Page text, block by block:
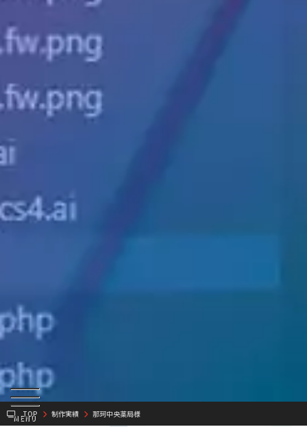
MENU
TOP 制作実績 那珂中央薬局様